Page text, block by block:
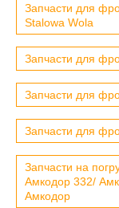
Запчасти для
Stalowa Wola
Запчасти для
Запчасти для
Запчасти для
Запчасти на
Амкодор 332/
Амкодор